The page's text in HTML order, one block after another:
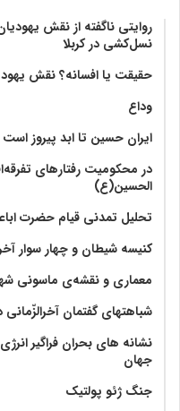
روایتی ناگفته از نقش
نسل‌کشی در کربلا
حقیقت یا افسانه؟‌ نقش یهود
وداع
ایران حسین تا ابد پیروز است
در محکومیت رفتارهای
الحسین(ع)
تحلیل تمدنی قیام حضرت
کنیسه شیطان و چهار سوار
معماری و نقشه‌ی ماسونی
شباهتهای گفتمان
نشانه های بحران فراگیر
جهان
جنگ ژئو پولتیک